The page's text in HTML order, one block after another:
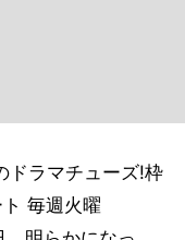
ドラマチューズ!枠
毎週火曜